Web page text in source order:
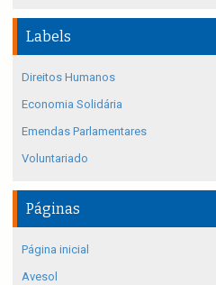
Labels
Direitos Humanos
Economia Solidária
Emendas Parlamentares
Voluntariado
Páginas
Página inicial
Avesol